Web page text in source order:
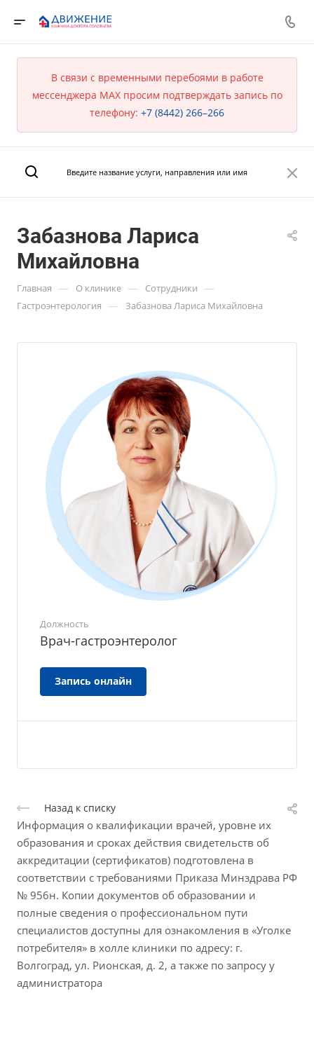
В связи с временными перебоями в работе
мессенджера MAX просим подтверждать запись по
телефону: +7 (8442) 266–266
Забазнова Лариса
Михайловна
Главная — О клинике — Сотрудники —
Гастроэнтерология — Забазнова Лариса Михайловна
Должность
Врач-гастроэнтеролог
Запись онлайн
Назад к списку
Информация о квалификации врачей, уровне их
образования и сроках действия свидетельств об
аккредитации (сертификатов) подготовлена в
соответствии с требованиями Приказа Минздрава РФ
№ 956н. Копии документов об образовании и
полные сведения о профессиональном пути
специалистов доступны для ознакомления в «Уголке
потребителя» в холле клиники по адресу: г.
Волгоград, ул. Рионская, д. 2, а также по запросу у
администратора